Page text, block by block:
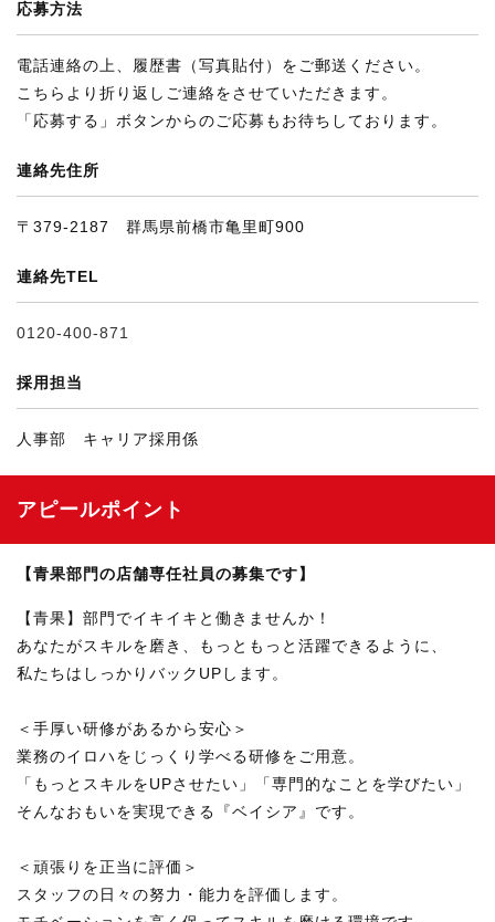
応募方法
電話連絡の上、履歴書（写真貼付）をご郵送ください。
こちらより折り返しご連絡をさせていただきます。
「応募する」ボタンからのご応募もお待ちしております。
連絡先住所
〒379-2187 群馬県前橋市亀里町900
連絡先TEL
0120-400-871
採用担当
人事部 キャリア採用係
アピールポイント
【青果部門の店舗専任社員の募集です】
【青果】部門でイキイキと働きませんか！
あなたがスキルを磨き、もっともっと活躍できるように、
私たちはしっかりバックUPします。
＜手厚い研修があるから安心＞
業務のイロハをじっくり学べる研修をご用意。
「もっとスキルをUPさせたい」「専門的なことを学びたい」
そんなおもいを実現できる『ベイシア』です。
＜頑張りを正当に評価＞
スタッフの日々の努力・能力を評価します。